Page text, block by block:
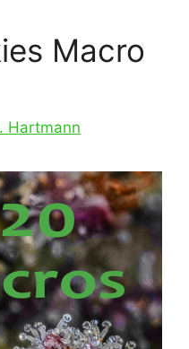
Macro
Hartmann